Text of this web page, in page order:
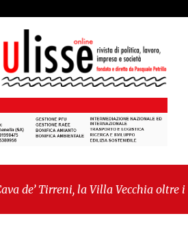
Tirreni, la Villa Vecchia oltre i